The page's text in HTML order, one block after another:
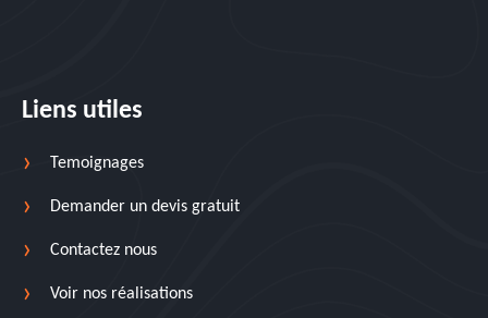
Liens utiles
Temoignages
Demander un devis gratuit
Contactez nous
Voir nos réalisations